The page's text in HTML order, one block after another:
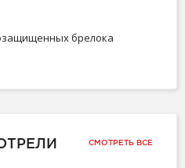
брелока
СМОТРЕТЬ ВСЕ